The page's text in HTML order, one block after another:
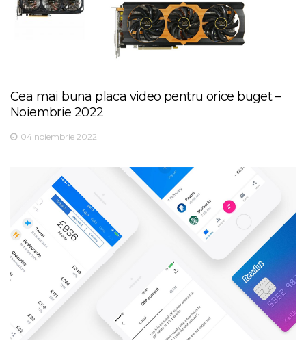
Cea mai buna placa video pentru orice buget –
Noiembrie 2022
04 noiembrie 2022